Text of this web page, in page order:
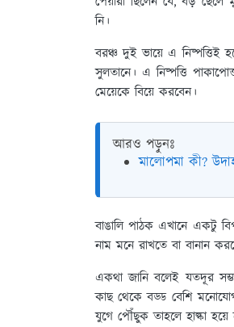
নি।
বরঞ্চ দুই ভায়ে এ নিষ্পত্তিই
সুলতানে। এ নিষ্পত্তি
মেয়েকে বিয়ে করবেন।
আরও পড়ুনঃ
মালোপমা কী?
বাঙালি পাঠক এখানে একটু
নাম মনে রাখতে বা বানান
একথা জানি বলেই যতদূর
কাছ থেকে বড্ড বেশি
যুগে পৌঁছুক তাহলে হাল্কা